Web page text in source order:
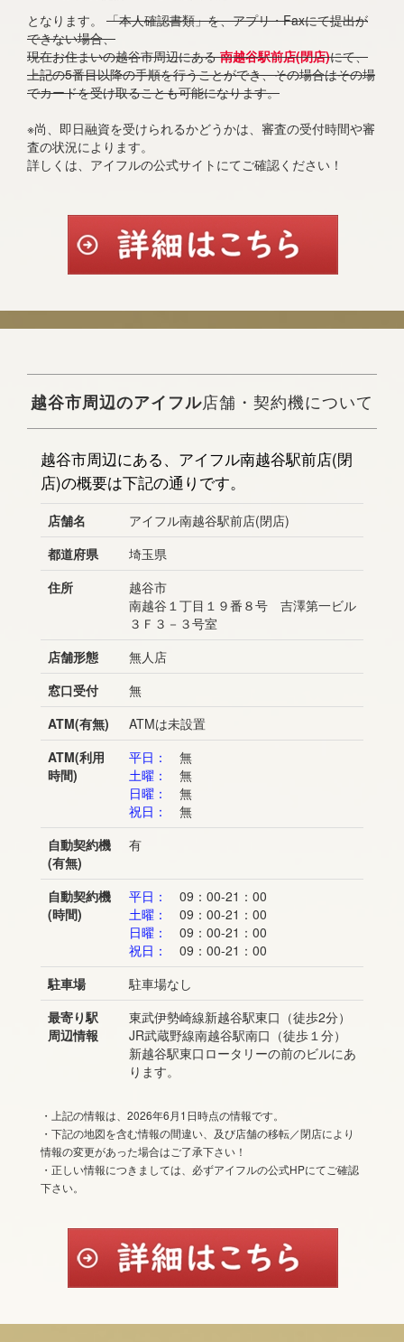
となります。 「本人確認書類」を、アプリ・Faxにて提出が
できない場合、
現在お住まいの越谷市周辺にある南越谷駅前店(閉店)にて、
上記の5番目以降の手順を行うことができ、その場合はその場
でカードを受け取ることも可能になります。
※尚、即日融資を受けられるかどうかは、審査の受付時間や審
査の状況によります。
詳しくは、アイフルの公式サイトにてご確認ください！
越谷市周辺のアイフル店舗・契約機について
越谷市周辺にある、アイフル南越谷駅前店(閉
店)の概要は下記の通りです。
店舗名
アイフル南越谷駅前店(閉店)
都道府県
埼玉県
住所
越谷市
南越谷１丁目１９番８号 吉澤第一ビル
３Ｆ３－３号室
店舗形態
無人店
窓口受付
無
ATM(有無)
ATMは未設置
ATM(利用
時間)
平日：
無
土曜：
無
日曜：
無
祝日：
無
自動契約機
(有無)
有
自動契約機
(時間)
平日：
09：00-21：00
土曜：
09：00-21：00
日曜：
09：00-21：00
祝日：
09：00-21：00
駐車場
駐車場なし
最寄り駅
周辺情報
東武伊勢崎線新越谷駅東口（徒歩2分）
JR武蔵野線南越谷駅南口（徒歩１分）
新越谷駅東口ロータリーの前のビルにあ
ります。
・上記の情報は、2026年6月1日時点の情報です。
・下記の地図を含む情報の間違い、及び店舗の移転／閉店により
情報の変更があった場合はご了承下さい！
・正しい情報につきましては、必ずアイフルの公式HPにてご確認
下さい。